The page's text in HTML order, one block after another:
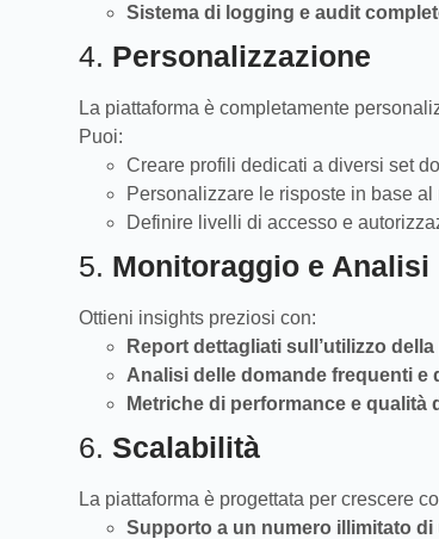
Sistema di logging e audit
4. Personalizzazione
La piattaforma è completamente
Puoi:
Creare profili dedicati a diversi set
Personalizzare le risposte in base al
Definire livelli di accesso e
5. Monitoraggio e Analisi
Ottieni insights preziosi con:
Report dettagliati sull’utilizzo
Analisi delle domande frequenti e
Metriche di performance e qualità
6. Scalabilità
La piattaforma è progettata per crescere
Supporto a un numero illimitato